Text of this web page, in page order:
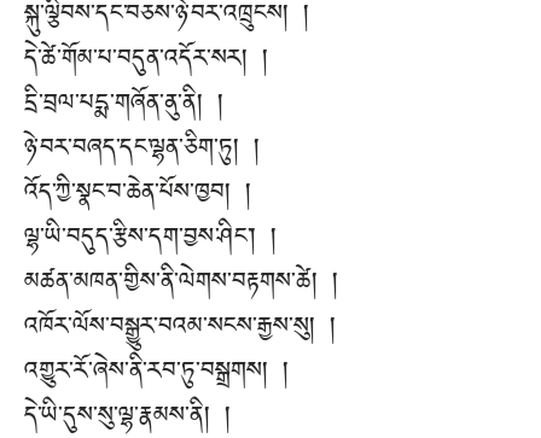
སྐུ་ལྕིབས་དང་བཅས་ཉེ་བར་འཁྲུངས། །
དེ་ཚེ་གོམ་པ་བདུན་འདོར་སར། །
དྲི་བྲལ་པདྨ་གཞོན་ནུ་ནི། །
ཉེ་བར་བཞད་དང་ལྷན་ཅིག་ཏུ། །
འོད་ཀྱི་སྣང་བ་ཆེན་པོས་ཁྱབ། །
ལྷ་ཡི་བདུད་རྩིས་དག་བྱས་ཤིང་། །
མཚན་མཁན་གྱིས་ནི་ལེགས་བརྟགས་ཚེ། །
འཁོར་ལོས་བསྒྱུར་བའམ་སངས་རྒྱས་སུ། །
འགྱུར་རོ་ཞེས་ནི་རབ་ཏུ་བསྒྲགས། །
དེ་ཡི་དུས་སུ་ལྷ་རྣམས་ནི། །